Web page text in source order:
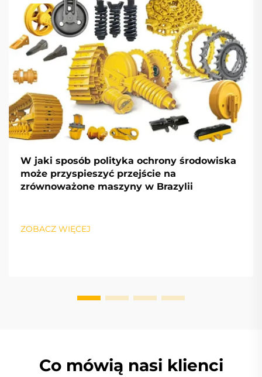
W jaki sposób polityka ochrony środowiska
może przyspieszyć przejście na
zrównoważone maszyny w Brazylii
ZOBACZ WIĘCEJ
Co mówią nasi klienci